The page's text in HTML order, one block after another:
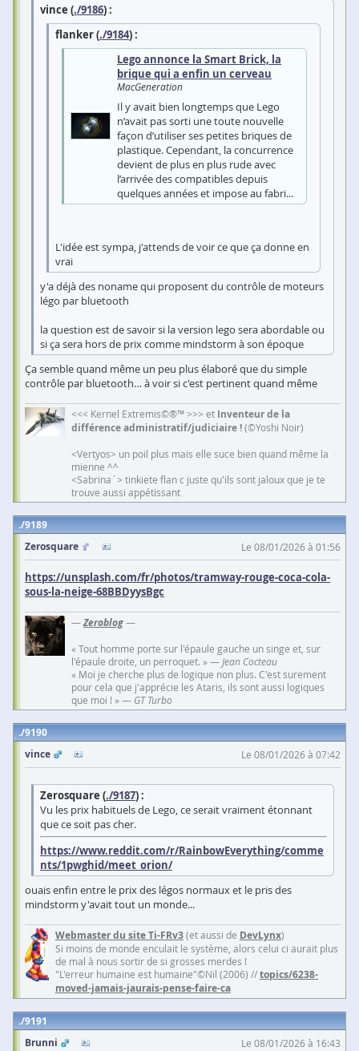
vince (./9186) :
flanker (./9184) :
Lego annonce la Smart Brick, la
brique qui a enfin un cerveau
MacGeneration
Il y avait bien longtemps que Lego
n’avait pas sorti une toute nouvelle
façon d’utiliser ses petites briques de
plastique. Cependant, la concurrence
devient de plus en plus rude avec
l’arrivée des compatibles depuis
quelques années et impose au fabri...
L'idée est sympa, j'attends de voir ce que ça donne en
vrai
y'a déjà des noname qui proposent du contrôle de moteurs
légo par bluetooth
la question est de savoir si la version lego sera abordable ou
si ça sera hors de prix comme mindstorm à son époque
Ça semble quand même un peu plus élaboré que du simple
contrôle par bluetooth… à voir si c'est pertinent quand même
<<< Kernel Extremis©®™ >>> et Inventeur de la
différence administratif/judiciaire !(©Yoshi Noir)
<Vertyos> un poil plus mais elle suce bien quand même la
mienne ^^
<Sabrina`> tinkiete flan c juste qu'ils sont jaloux que je te
trouve aussi appétissant
9189
Zerosquare
Le 08/01/2026 à 01:56
https://unsplash.com/fr/photos/tramway-rouge-coca-cola-
sous-la-neige-68BBDyysBgc
—Zeroblog—
« Tout homme porte sur l'épaule gauche un singe et, sur
l'épaule droite, un perroquet. » — Jean Cocteau
« Moi je cherche plus de logique non plus. C'est surement
pour cela que j'apprécie les Ataris, ils sont aussi logiques
que moi ! » — GT Turbo
9190
vince
Le 08/01/2026 à 07:42
Zerosquare (./9187) :
Vu les prix habituels de Lego, ce serait vraiment étonnant
que ce soit pas cher.
https://www.reddit.com/r/RainbowEverything/comme
nts/1pwghid/meet_orion/
ouais enfin entre le prix des légos normaux et le pris des
mindstorm y'avait tout un monde...
Webmaster du site Ti-FRv3(et aussi de DevLynx)
Si moins de monde enculait le système, alors celui ci aurait plus
de mal à nous sortir de si grosses merdes !
"L'erreur humaine est humaine"©Nil (2006) //topics/6238-
moved-jamais-jaurais-pense-faire-ca
9191
Brunni
Le 08/01/2026 à 16:43